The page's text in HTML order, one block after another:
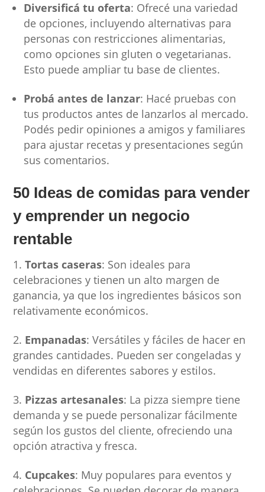
Diversificá tu oferta: Ofrecé una variedad
de opciones, incluyendo alternativas para
personas con restricciones alimentarias,
como opciones sin gluten o vegetarianas.
Esto puede ampliar tu base de clientes.
Probá antes de lanzar: Hacé pruebas con
tus productos antes de lanzarlos al mercado.
Podés pedir opiniones a amigos y familiares
para ajustar recetas y presentaciones según
sus comentarios.
50 Ideas de comidas para vender
y emprender un negocio
rentable
Tortas caseras: Son ideales para
celebraciones y tienen un alto margen de
ganancia, ya que los ingredientes básicos son
relativamente económicos.
Empanadas: Versátiles y fáciles de hacer en
grandes cantidades. Pueden ser congeladas y
vendidas en diferentes sabores y estilos.
Pizzas artesanales: La pizza siempre tiene
demanda y se puede personalizar fácilmente
según los gustos del cliente, ofreciendo una
opción atractiva y fresca.
Cupcakes: Muy populares para eventos y